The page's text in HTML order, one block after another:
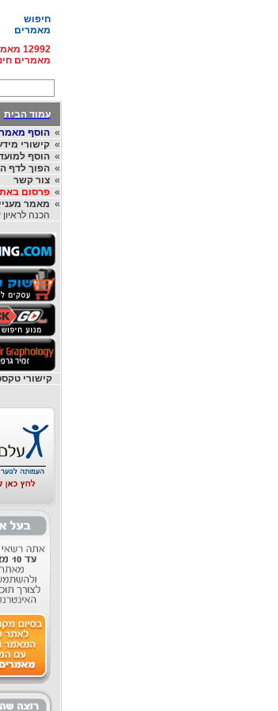
חיפוש
מאמרים
מאמרים
עמוד הבית
»הוסף
»קישורי
»הוסף
»הפוך לדף
»צור קשר
»פרסום
» מאמר
הכנה
קישורי